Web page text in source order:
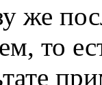
же
то